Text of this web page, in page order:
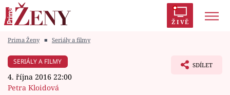
ŽIVĚ
Módní alarm
Prima Ženy ■ Seriály a filmy
SERIÁLY A FILMY
4. října 2016 22:00
Petra Kloidová
SDÍLET